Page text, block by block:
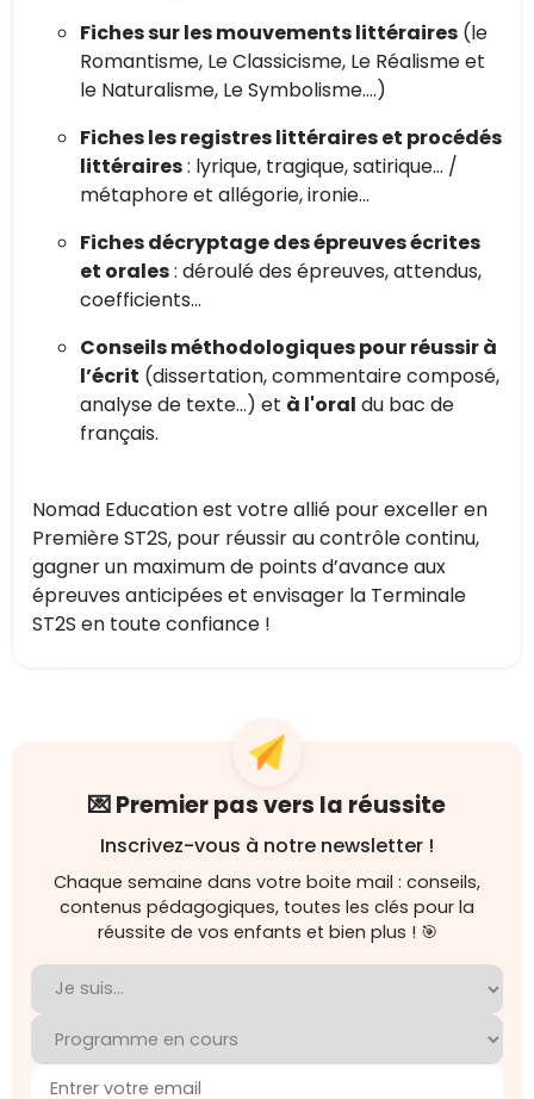
Fiches sur les mouvements littéraires (le
Romantisme, Le Classicisme, Le Réalisme et
le Naturalisme, Le Symbolisme….)
Fiches les registres littéraires et procédés
littéraires: lyrique, tragique, satirique… /
métaphore et allégorie, ironie...
Fiches décryptage des épreuves écrites
et orales: déroulé des épreuves, attendus,
coefficients…
Conseils méthodologiques pour réussir à
l’écrit (dissertation, commentaire composé,
analyse de texte…) et à l'oral du bac de
français.
Nomad Education est votre allié pour exceller en
Première ST2S, pour réussir au contrôle continu,
gagner un maximum de points d’avance aux
épreuves anticipées et envisager la Terminale
ST2S en toute confiance !
💌 Premier pas vers la réussite
Inscrivez-vous à notre newsletter !
Chaque semaine dans votre boite mail : conseils,
contenus pédagogiques, toutes les clés pour la
réussite de vos enfants et bien plus ! 🎯